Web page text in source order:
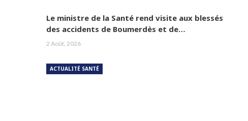
Le ministre de la Santé rend visite aux blessés
des accidents de Boumerdès et de…
2 Août, 2026
ACTUALITÉ SANTÉ